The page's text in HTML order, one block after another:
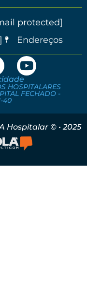
protected]
Endereços
HOSPITALARES
FECHADO -
40
Hospitalar © • 2025